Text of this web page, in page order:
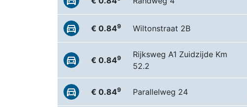
€ 0.849 Wiltonstraat 2B
€ 0.849
Rijksweg A1 Zuidzijde Km
52.2
€ 0.849 Parallelweg 24